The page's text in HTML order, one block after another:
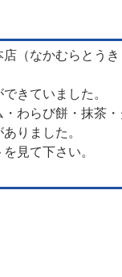
（なかむらとうき
きていました。
わらび餅・抹茶・
りました。
見て下さい。